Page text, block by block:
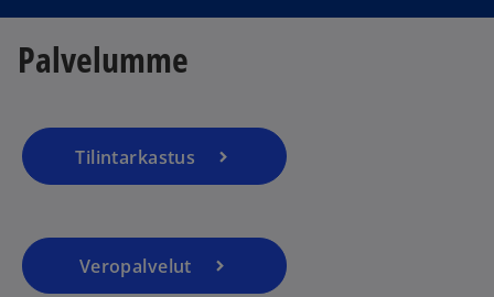
Palvelumme
Tilintarkastus
Veropalvelut